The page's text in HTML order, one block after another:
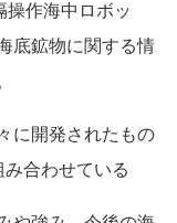
操作海中ロボッ
底鉱物に関する情
に開発されたもの
合わせている